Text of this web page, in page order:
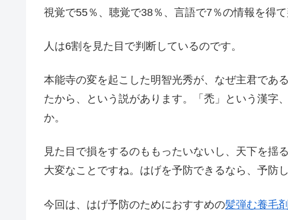
視覚で55％、聴覚で38％、言語で7％の情報を得て
人は6割を見た目で判断しているのです。
本能寺の変を起こした明智光秀が、なぜ主君であ
たから、という説があります。「禿」という漢字
か。
見た目で損をするのももったいないし、天下を揺
大変なことですね。はげを予防できるなら、予防
今回は、はげ予防のためにおすすめの髪弾む養毛剤